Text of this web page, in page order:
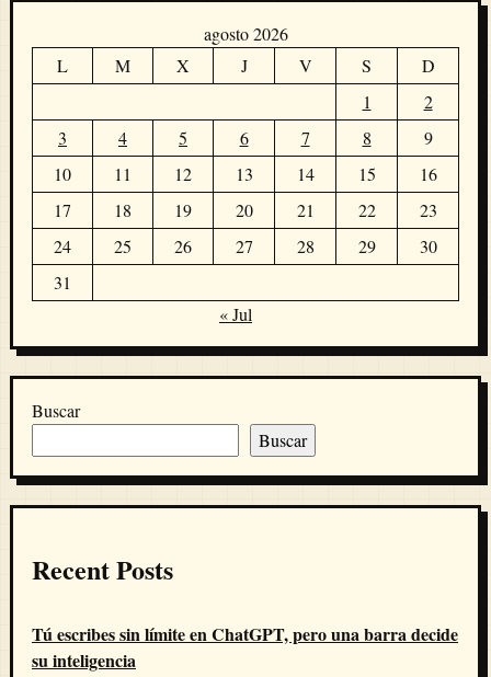
agosto 2026
L
M X J V S
D
1
2
3
4 5 6 7 8
9
10
11 12 13 14 15
16
17
18 19 20 21 22
23
24
25 26 27 28 29
30
31
« Jul
Buscar
Buscar
Recent Posts
Tú escribes sin límite en ChatGPT, pero una barra decide
su inteligencia